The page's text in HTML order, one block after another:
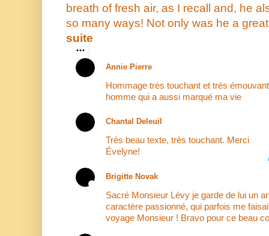
breath of fresh air, as I recall and, he
so many ways! Not only was he a
suite
Annie Pierre
Hommage très touchant et très
homme qui a aussi marqué ma vie
Chantal Deleuil
Très beau texte, très touchant. Merci
Évelyne!
Brigitte Novak
Sacré Monsieur Lévy je garde de lui un
caractère passionné, qui parfois me
voyage Monsieur ! Bravo pour ce beau